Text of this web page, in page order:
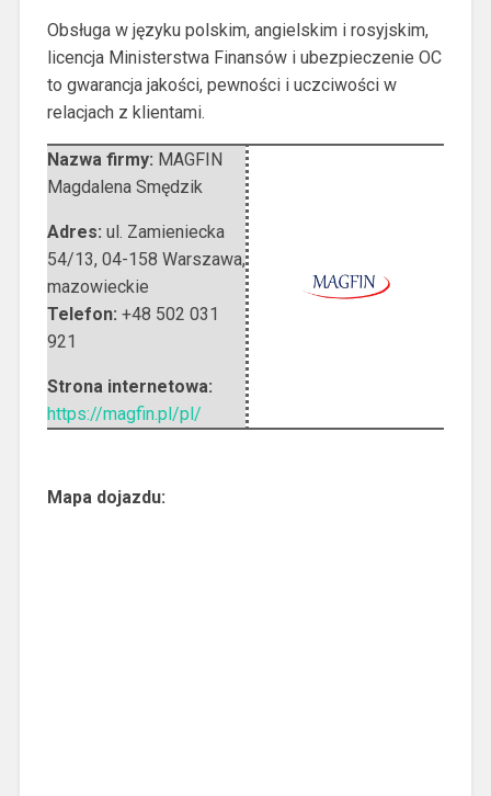
Obsługa w języku polskim, angielskim i rosyjskim,
licencja Ministerstwa Finansów i ubezpieczenie OC
to gwarancja jakości, pewności i uczciwości w
relacjach z klientami.
Nazwa firmy: MAGFIN
Magdalena Smędzik
Adres: ul. Zamieniecka
54/13, 04-158 Warszawa,
mazowieckie
Telefon: +48 502 031
921
Strona internetowa:
https://magfin.pl/pl/
Mapa dojazdu: